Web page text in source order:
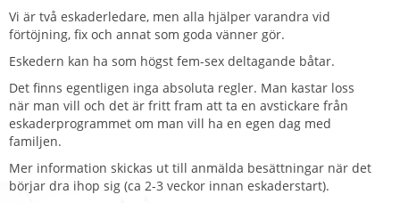
Vi är två eskaderledare, men alla hjälper varandra vid
förtöjning, fix och annat som goda vänner gör.
Eskedern kan ha som högst fem-sex deltagande båtar.
Det finns egentligen inga absoluta regler. Man kastar loss
när man vill och det är fritt fram att ta en avstickare från
eskaderprogrammet om man vill ha en egen dag med
familjen.
Mer information skickas ut till anmälda besättningar när det
börjar dra ihop sig (ca 2-3 veckor innan eskaderstart).